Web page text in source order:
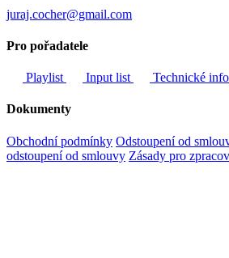
juraj.cocher@gmail.com
Pro pořadatele
Playlist Input list Technické info
Dokumenty
Obchodní podmínky Odstoupení od
odstoupení od smlouvy Zásady pro